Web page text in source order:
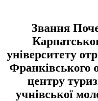
Звання
університету
Франківського
центру
учнівської